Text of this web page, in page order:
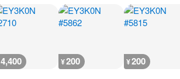
4,400 ¥200 ¥200